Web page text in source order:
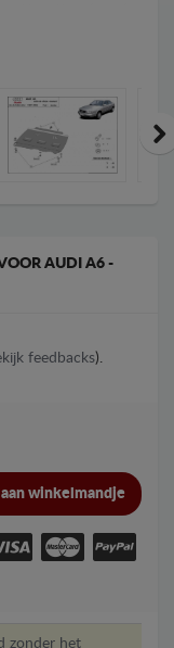
AUDI A6 -
feedbacks).
winkelmandje
zonder het